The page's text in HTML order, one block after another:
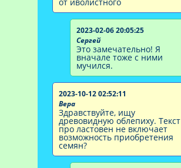
2023-02-06 20:05:25
Сергей
Это замечательно! Я
вначале тоже с ними
мучился.
2023-10-12 02:52:11
Вера
Здравствуйте, ищу
древовидную облепиху. Текст
про ластовен не включает
возможность приобретения
семян?